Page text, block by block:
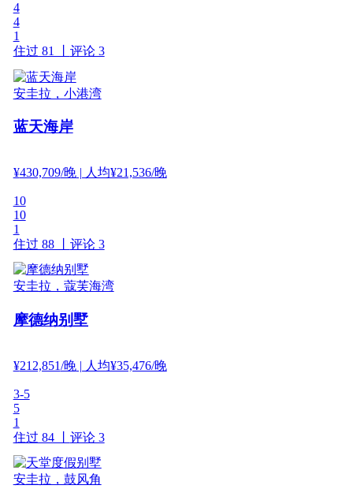
4
4
1
住过 81 丨 评论 3
安圭拉，小港湾
蓝天海岸
¥430,709/晚| 人均¥21,536/晚
10
10
1
住过 88 丨 评论 3
安圭拉，蔻芙海湾
摩德纳别墅
¥212,851/晚| 人均¥35,476/晚
3-5
5
1
住过 84 丨 评论 3
安圭拉，鼓风角